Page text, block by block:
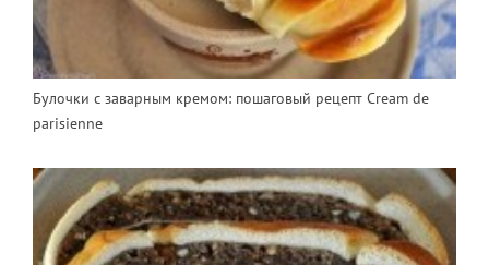
Булочки с заварным кремом: пошаговый рецепт Cream de
parisienne